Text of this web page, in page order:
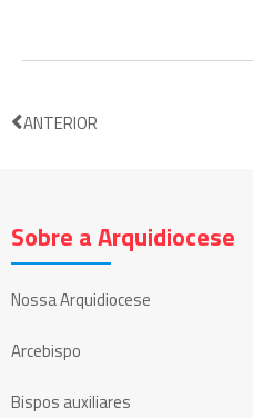
ANTERIOR
Sobre a Arquidiocese
Nossa Arquidiocese
Arcebispo
Bispos auxiliares